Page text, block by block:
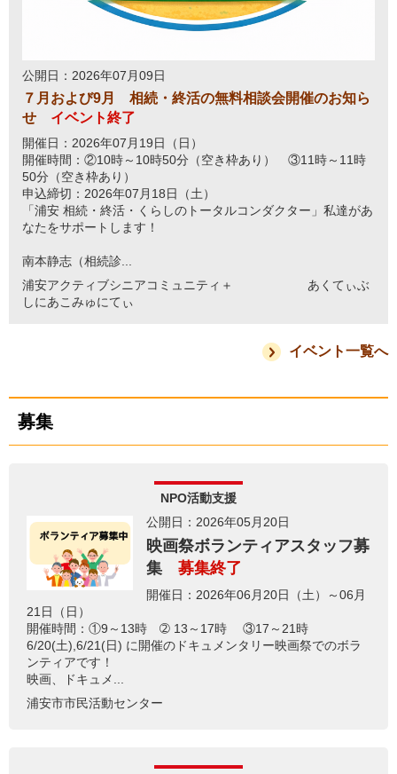
公開日：2026年07月09日
７月および9月 相続・終活の無料相談会開催のお知ら
せ
イベント終了
開催日：2026年07月19日（日）
開催時間：②10時～10時50分（空き枠あり） ③11時～11時
50分（空き枠あり）
申込締切：2026年07月18日（土）
「浦安 相続・終活・くらしのトータルコンダクター」私達があ
なたをサポートします！
南本静志（相続診...
浦安アクティブシニアコミュニティ＋ あくてぃぶ
しにあこみゅにてぃ
イベント一覧へ
募集
NPO活動支援
公開日：2026年05月20日
映画祭ボランティアスタッフ募
集
募集終了
開催日：2026年06月20日（土）～06月
21日（日）
開催時間：①9～13時 ➁ 13～17時 ③17～21時
6/20(土),6/21(日) に開催のドキュメンタリー映画祭でのボラ
ンティアです！
映画、ドキュメ...
浦安市市民活動センター